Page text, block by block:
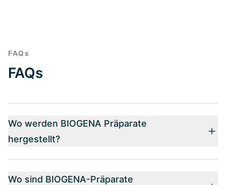
FAQs
FAQs
Wo werden BIOGENA Präparate
hergestellt?
Wo sind BIOGENA-Präparate